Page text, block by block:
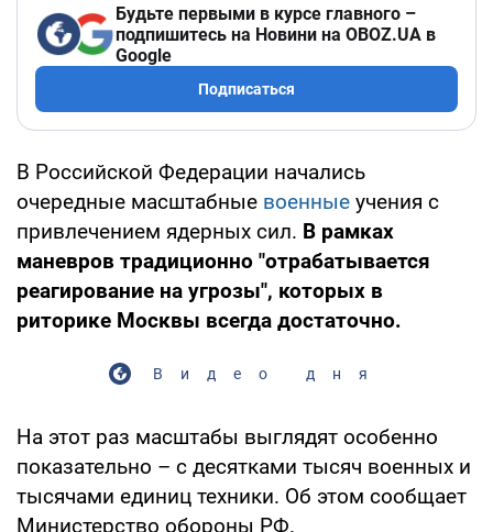
Будьте первыми в курсе главного –
подпишитесь на Новини на OBOZ.UA в
Google
Подписаться
В Российской Федерации начались
очередные масштабные военные учения с
привлечением ядерных сил. В рамках
маневров традиционно "отрабатывается
реагирование на угрозы", которых в
риторике Москвы всегда достаточно.
Видео дня
На этот раз масштабы выглядят особенно
показательно – с десятками тысяч военных и
тысячами единиц техники. Об этом сообщает
Министерство обороны РФ.